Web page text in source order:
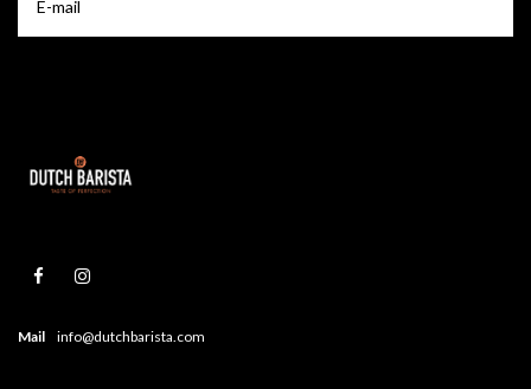
Mail info@dutchbarista.com